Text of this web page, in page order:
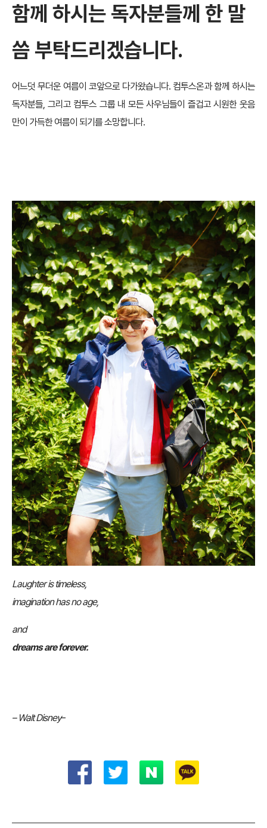
함께 하시는 독자분들께 한 말
씀 부탁드리겠습니다.
어느덧 무더운 여름이 코앞으로 다가왔습니다. 컴투스온과 함께 하시는
독자분들, 그리고 컴투스 그룹 내 모든 사우님들이 즐겁고 시원한 웃음
만이 가득한 여름이 되기를 소망합니다.
Laughter is timeless,
imagination has no age,
and
dreams are forever.
– Walt Disney–